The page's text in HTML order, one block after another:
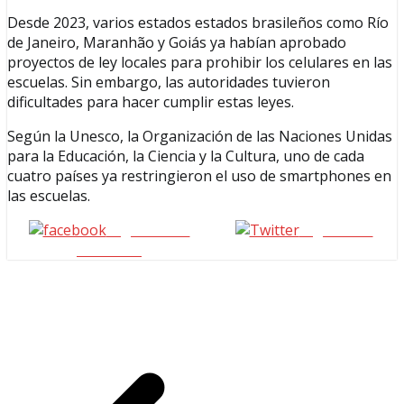
Desde 2023, varios estados estados brasileños como Río
de Janeiro, Maranhão y Goiás ya habían aprobado
proyectos de ley locales para prohibir los celulares en las
escuelas. Sin embargo, las autoridades tuvieron
dificultades para hacer cumplir estas leyes.
Según la Unesco, la Organización de las Naciones Unidas
para la Educación, la Ciencia y la Cultura, uno de cada
cuatro países ya restringieron el uso de smartphones en
las escuelas.
Seguinos en
seguinos X